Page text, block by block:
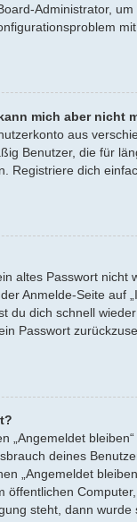
Administrator,
mich aber nicht
aus
Benutzer, die für
Registriere dich
altes Passwort nicht
Anmelde-Seite auf
du dich schnell
Passwort
„Angemeldet
deines
„Angemeldet
öffentlichen
steht, dann